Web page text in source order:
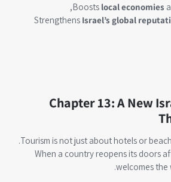
Boosts local economies
Strengthens Israel’s global
Chapter 13: A New
Tourism is not just about hotels or
When a country reopens its doors
welcomes the